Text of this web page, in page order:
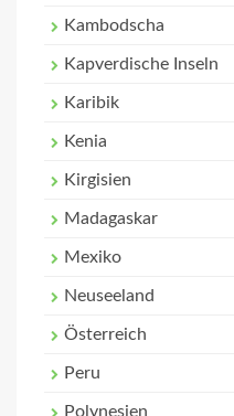
Kambodscha
Kapverdische Inseln
Karibik
Kenia
Kirgisien
Madagaskar
Mexiko
Neuseeland
Österreich
Peru
Polynesien